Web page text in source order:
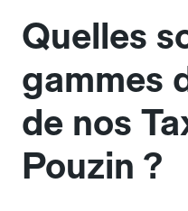
Quelles
gammes
de nos
Pouzin ?